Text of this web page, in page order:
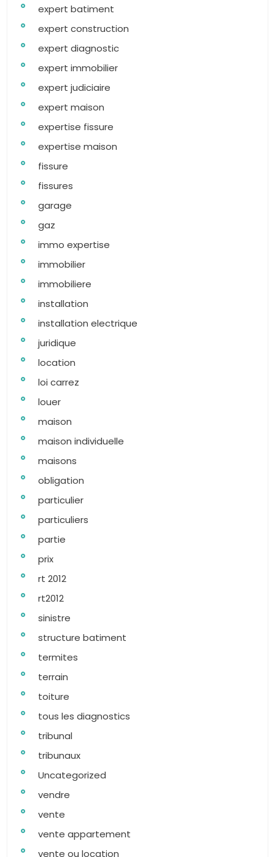
expert batiment
expert construction
expert diagnostic
expert immobilier
expert judiciaire
expert maison
expertise fissure
expertise maison
fissure
fissures
garage
gaz
immo expertise
immobilier
immobiliere
installation
installation electrique
juridique
location
loi carrez
louer
maison
maison individuelle
maisons
obligation
particulier
particuliers
partie
prix
rt 2012
rt2012
sinistre
structure batiment
termites
terrain
toiture
tous les diagnostics
tribunal
tribunaux
Uncategorized
vendre
vente
vente appartement
vente ou location